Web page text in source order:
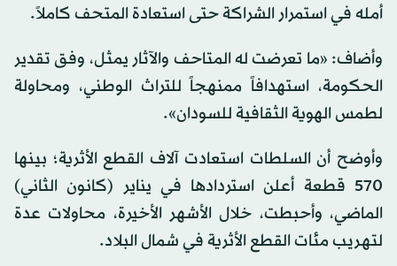
أمله في استمرار الشراكة حتى استعادة المتحف كاملاً.
وأضاف: «ما تعرضت له المتاحف والآثار يمثل، وفق تقدير
الحكومة، استهدافاً ممنهجاً للتراث الوطني، ومحاولة
لطمس الهوية الثقافية للسودان».
وأوضح أن السلطات استعادت آلاف القطع الأثرية؛ بينها
570 قطعة أعلن استردادها في يناير (كانون الثاني)
الماضي، وأحبطت، خلال الأشهر الأخيرة، محاولات عدة
لتهريب مئات القطع الأثرية في شمال البلاد.